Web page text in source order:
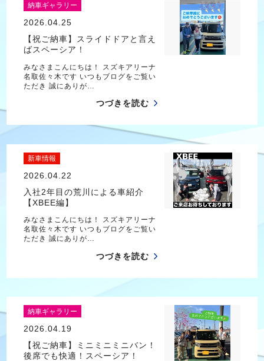
納車ギャラリー
2026.04.25
【祝ご納車】スライドドアと言え
ばスペーシア！
みなさまこんにちは！ スズキアリーナ
名取佐々木です いつもブログをご覧い
ただき 誠にありが…
つづきを読む
新車情報
2026.04.22
入社2年目の荒川による車紹介
【XBEE編】
みなさまこんにちは！ スズキアリーナ
名取佐々木です いつもブログをご覧い
ただき 誠にありが…
つづきを読む
納車ギャラリー
2026.04.19
【祝ご納車】ミニミニミニバン！
後席でも快適！スペーシア！